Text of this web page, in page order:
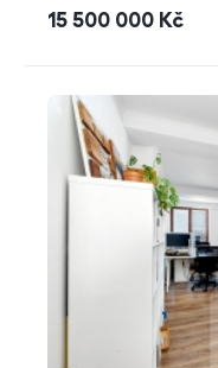
cena
15 500 000 Kč